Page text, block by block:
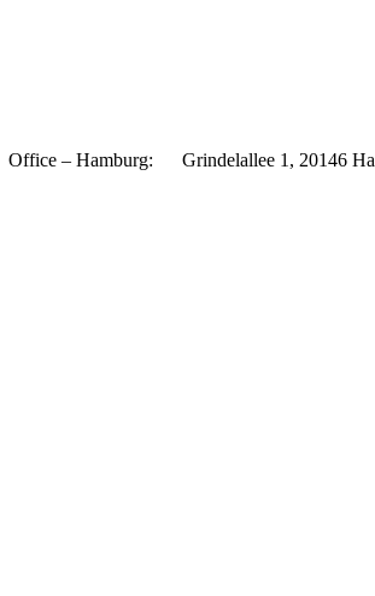
Office – Hamburg: Grindelallee 1, 20146